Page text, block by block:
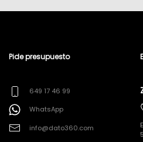
Pide presupuesto
649 17 46 99
WhatsApp
info@dato360.com